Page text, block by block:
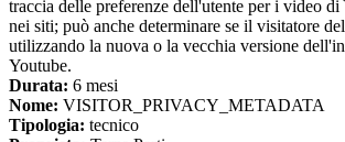
traccia delle preferenze dell'utente per i video
nei siti; può anche determinare se il visitatore
utilizzando la nuova o la vecchia versione
Youtube.
Durata: 6 mesi
Nome: VISITOR_PRIVACY_METADATA
Tipologia: tecnico